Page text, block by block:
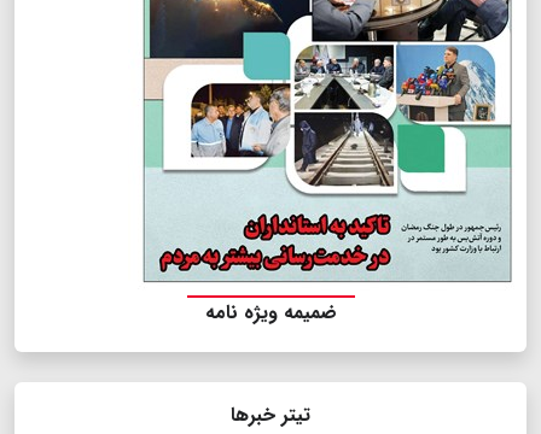
ضمیمه ویژه نامه
تیتر خبرها